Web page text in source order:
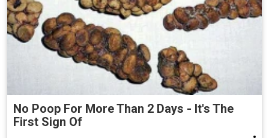
No Poop For More Than 2 Days - It's The
First Sign Of